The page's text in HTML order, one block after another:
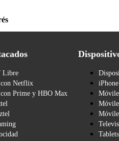
Libre
Netflix
Prime y HBO Max
iPhone
Tablets